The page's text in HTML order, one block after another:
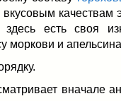
(11)
(10)
качествам
есть своя
моркови и
вначале